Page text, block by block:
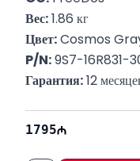
Вес: 1.86 кг
Цвет: Cosmos
P/N: 9S7-16R831-
Гарантия: 12
1795